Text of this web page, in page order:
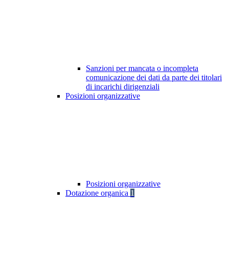
Sanzioni per mancata o incompleta
comunicazione dei dati da parte dei titolari
di incarichi dirigenziali
Posizioni organizzative
Posizioni organizzative
Dotazione organica 1